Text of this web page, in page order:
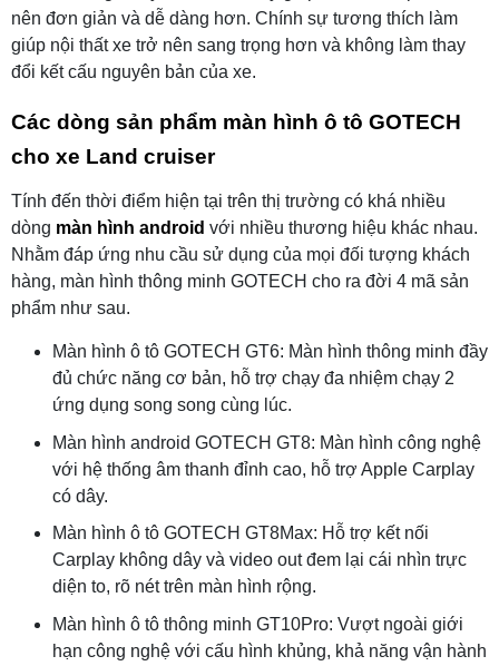
nên đơn giản và dễ dàng hơn. Chính sự tương thích làm
giúp nội thất xe trở nên sang trọng hơn và không làm thay
đổi kết cấu nguyên bản của xe.
Các dòng sản phẩm màn hình ô tô GOTECH
cho xe Land cruiser
Tính đến thời điểm hiện tại trên thị trường có khá nhiều
dòng màn hình android với nhiều thương hiệu khác nhau.
Nhằm đáp ứng nhu cầu sử dụng của mọi đối tượng khách
hàng, màn hình thông minh GOTECH cho ra đời 4 mã sản
phẩm như sau.
Màn hình ô tô GOTECH GT6: Màn hình thông minh đầy
đủ chức năng cơ bản, hỗ trợ chạy đa nhiệm chạy 2
ứng dụng song song cùng lúc.
Màn hình android GOTECH GT8: Màn hình công nghệ
với hệ thống âm thanh đỉnh cao, hỗ trợ Apple Carplay
có dây.
Màn hình ô tô GOTECH GT8Max: Hỗ trợ kết nối
Carplay không dây và video out đem lại cái nhìn trực
diện to, rõ nét trên màn hình rộng.
Màn hình ô tô thông minh GT10Pro: Vượt ngoài giới
hạn công nghệ với cấu hình khủng, khả năng vận hành